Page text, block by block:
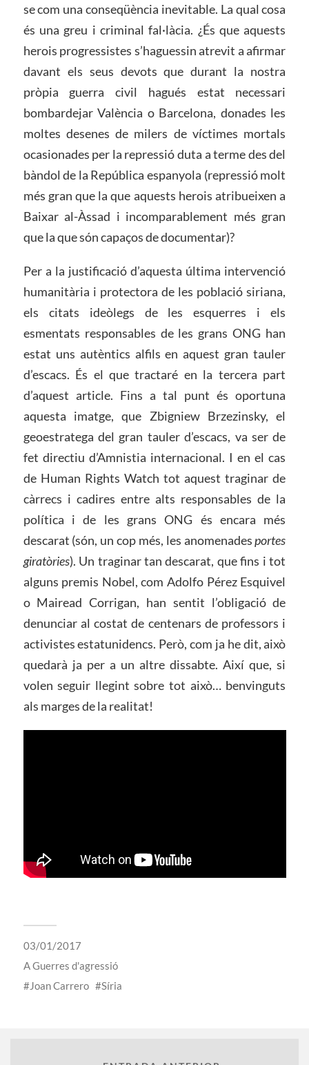
se com una conseqüència inevitable. La qual cosa
és una greu i criminal fal·làcia. ¿És que aquests
herois progressistes s’haguessin atrevit a afirmar
davant els seus devots que durant la nostra
pròpia guerra civil hagués estat necessari
bombardejar València o Barcelona, ​​donades les
moltes desenes de milers de víctimes mortals
ocasionades per la repressió duta a terme des del
bàndol de la República espanyola (repressió molt
més gran que la que aquests herois atribueixen a
Baixar al-Àssad i incomparablement més gran
que la que són capaços de documentar)?
Per a la justificació d’aquesta última intervenció
humanitària i protectora de les població siriana,
els citats ideòlegs de les esquerres i els
esmentats responsables de les grans ONG han
estat uns autèntics alfils en aquest gran tauler
d’escacs. És el que tractaré en la tercera part
d’aquest article. Fins a tal punt és oportuna
aquesta imatge, que Zbigniew Brzezinsky, el
geoestratega del gran tauler d’escacs, va ser de
fet directiu d’Amnistia internacional. I en el cas
de Human Rights Watch tot aquest traginar de
càrrecs i cadires entre alts responsables de la
política i de les grans ONG és encara més
descarat (són, un cop més, les anomenadesportes
giratòries). Un traginar tan descarat, que fins i tot
alguns premis Nobel, com Adolfo Pérez Esquivel
o Mairead Corrigan, han sentit l’obligació de
denunciar al costat de centenars de professors i
activistes estatunidencs. Però, com ja he dit, això
quedarà ja per a un altre dissabte. Així que, si
volen seguir llegint sobre tot això… benvinguts
als marges de la realitat!
03/01/2017
AGuerres d'agressió
Joan Carrero
Síria